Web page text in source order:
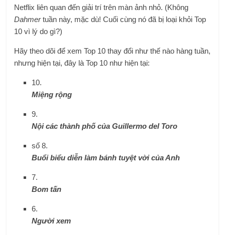
Netflix liên quan đến giải trí trên màn ảnh nhỏ. (Không
Dahmertuần này, mặc dù! Cuối cùng nó đã bị loại khỏi Top
10 vì lý do gì?)
Hãy theo dõi để xem Top 10 thay đổi như thế nào hàng tuần,
nhưng hiện tại, đây là Top 10 như hiện tại:
10.
Miệng rộng
9.
Nội các thành phố của Guillermo del Toro
số 8.
Buổi biểu diễn làm bánh tuyệt vời của Anh
7.
Bom tấn
6.
Người xem